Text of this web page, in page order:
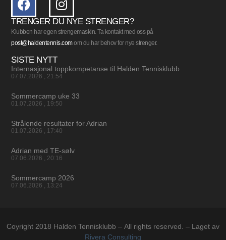
TRENGER DU NYE STRENGER?
Klubben har egen strengemaskin. Ta kontakt med oss på
post@haldentennis.comom du har behov for nye strenger.
SISTE NYTT
Internasjonal toppkompetanse til Halden Tennisklubb
07.07.2026 21:54
Sommercamp uke 33
01.07.2026 19:50
Strålende resultater for Adrian
01.07.2026 17:40
Adrian med TE-sølv
07.06.2026 20:16
Sommercamp 2026
07.06.2026 13:24
Coyright 2018 Halden Tennisklubb – All rights reserved. – Laget av
Rivera Consulting